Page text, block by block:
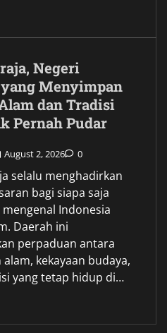
Negeri
Menyimpan
dan Tradisi
Pernah Pudar
August 2, 2026 0
selalu menghadirkan
bagi siapa saja
Indonesia
Daerah ini
perpaduan antara
kekayaan budaya,
yang tetap hidup di…